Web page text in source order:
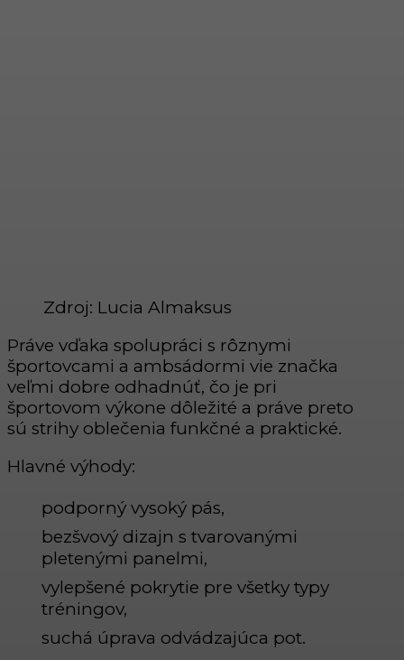
Zdroj: Lucia Almaksus
Práve vďaka spolupráci s rôznymi
športovcami a ambsádormi vie značka
veľmi dobre odhadnúť, čo je pri
športovom výkone dôležité a práve preto
sú strihy oblečenia funkčné a praktické.
Hlavné výhody:
podporný vysoký pás,
bezšvový dizajn s tvarovanými
pletenými panelmi,
vylepšené pokrytie pre všetky typy
tréningov,
suchá úprava odvádzajúca pot.